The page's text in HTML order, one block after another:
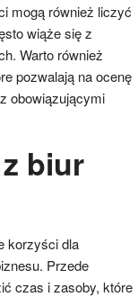
mogą również liczyć
wiąże się z
Warto również
pozwalają na ocenę
obowiązującymi
biur
korzyści dla
Przede
czas i zasoby, które